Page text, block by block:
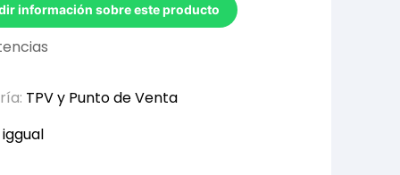
información sobre este producto
TPV y Punto de Venta
iggual